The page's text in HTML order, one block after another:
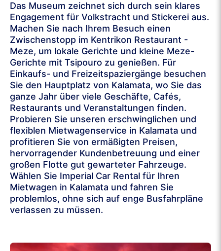
Das Museum zeichnet sich durch sein klares
Engagement für Volkstracht und Stickerei aus.
Machen Sie nach Ihrem Besuch einen
Zwischenstopp im Kentrikon Restaurant -
Meze, um lokale Gerichte und kleine Meze-
Gerichte mit Tsipouro zu genießen. Für
Einkaufs- und Freizeitspaziergänge besuchen
Sie den Hauptplatz von Kalamata, wo Sie das
ganze Jahr über viele Geschäfte, Cafés,
Restaurants und Veranstaltungen finden.
Probieren Sie unseren erschwinglichen und
flexiblen Mietwagenservice in Kalamata und
profitieren Sie von ermäßigten Preisen,
hervorragender Kundenbetreuung und einer
großen Flotte gut gewarteter Fahrzeuge.
Wählen Sie Imperial Car Rental für Ihren
Mietwagen in Kalamata und fahren Sie
problemlos, ohne sich auf enge Busfahrpläne
verlassen zu müssen.